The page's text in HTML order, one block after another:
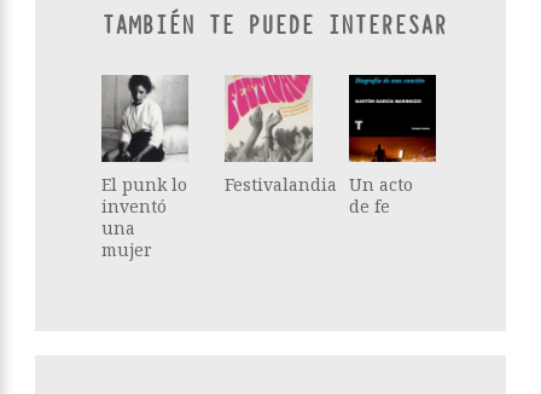
TAMBIÉN TE PUEDE INTERESAR
El punk lo
inventó
una
mujer
Festivalandia Un acto
de fe